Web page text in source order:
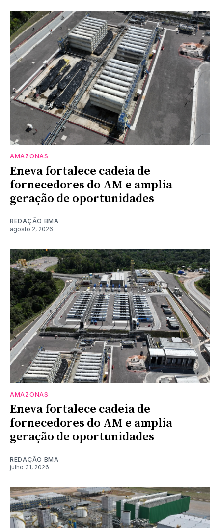
AMAZONAS
Eneva fortalece cadeia de
fornecedores do AM e amplia
geração de oportunidades
REDAÇÃO BMA
agosto 2, 2026
AMAZONAS
Eneva fortalece cadeia de
fornecedores do AM e amplia
geração de oportunidades
REDAÇÃO BMA
julho 31, 2026